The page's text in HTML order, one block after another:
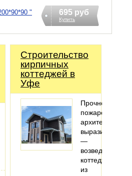
"
695 руб
Купить
Строительство
кирпичных
коттеджей в
Уфе
Прочность,
архитектурная
—
возведение
коттеджей
из